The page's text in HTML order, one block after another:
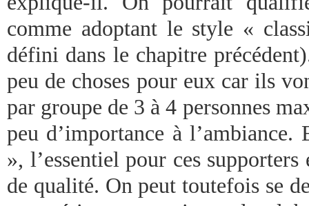
comme adoptant le style «
défini dans le chapitre
peu de choses pour eux car ils
par groupe de 3 à 4 personnes
peu d’importance à
», l’essentiel pour ces supporters
de qualité. On peut toutefois se